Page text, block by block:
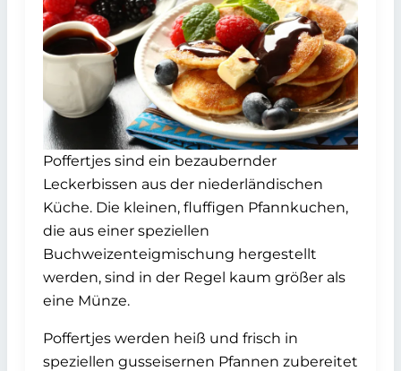
Poffertjes sind ein bezaubernder
Leckerbissen aus der niederländischen
Küche. Die kleinen, fluffigen Pfannkuchen,
die aus einer speziellen
Buchweizenteigmischung hergestellt
werden, sind in der Regel kaum größer als
eine Münze.
Poffertjes werden heiß und frisch in
speziellen gusseisernen Pfannen zubereitet